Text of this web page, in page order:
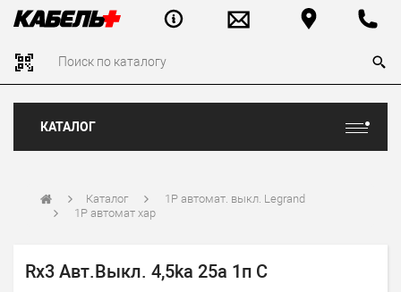
КАТАЛОГ
Каталог
1P автомат. выкл. Legrand
1P автомат хар
Rx3 Авт.Выкл. 4,5ka 25а 1п C